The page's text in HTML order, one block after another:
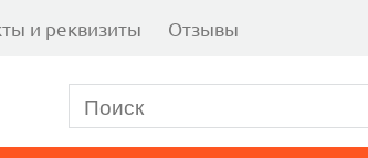
и реквизиты Отзывы